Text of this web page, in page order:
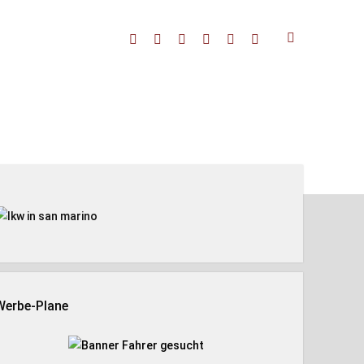
facebookthreadslinkedinyoutube
rss amazon
Plane